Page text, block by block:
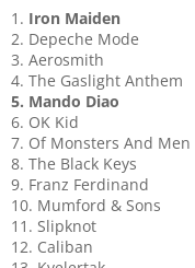
1. Iron Maiden
2. Depeche Mode
3. Aerosmith
4. The Gaslight Anthem
5. Mando Diao
6. OK Kid
7. Of Monsters And Men
8. The Black Keys
9. Franz Ferdinand
10. Mumford & Sons
11. Slipknot
12. Caliban